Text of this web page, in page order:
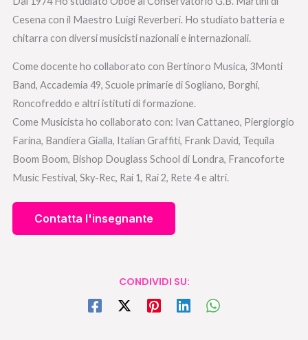
Cesena con il Maestro Luigi Reverberi. Ho studiato batteria e
chitarra con diversi musicisti nazionali e internazionali.
Come docente ho collaborato con Bertinoro Musica, 3Monti
Band, Accademia 49, Scuole primarie di Sogliano, Borghi,
Roncofreddo e altri istituti di formazione.
Come Musicista ho collaborato con: Ivan Cattaneo, Piergiorgio
Farina, Bandiera Gialla, Italian Graffiti, Frank David, Tequila
Boom Boom, Bishop Douglass School di Londra, Francoforte
Music Festival, Sky-Rec, Rai 1, Rai 2, Rete 4 e altri.
CONDIVIDI SU: